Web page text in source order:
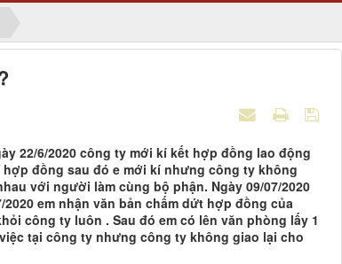
22/6/2020 công ty mới kí kết hợp đồng lao động
đồng sau đó e mới kí nhưng công ty không
với người làm cùng bộ phận. Ngày 09/07/2020
em nhận văn bản chấm dứt hợp đồng của
công ty luôn . Sau đó em có lên văn phòng lấy 1
tại công ty nhưng công ty không giao lại cho